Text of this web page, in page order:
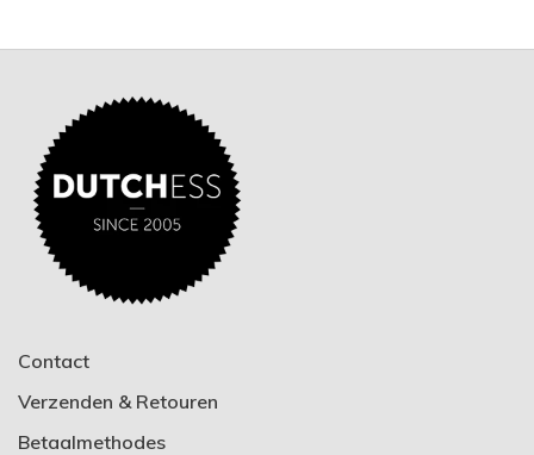
Contact
Verzenden & Retouren
Betaalmethodes